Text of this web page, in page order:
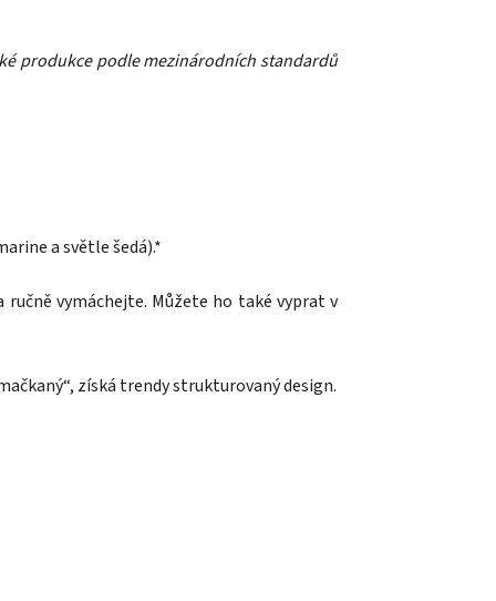
produkce podle mezinárodních standardů
a světle šedá).*
vymáchejte. Můžete ho také vyprat v
získá trendy strukturovaný design.